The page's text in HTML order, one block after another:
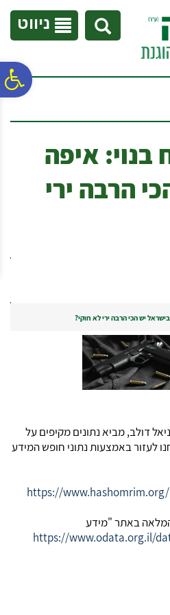
נגישות
אתר
המרכזי
ניווט
איפה
הרבה ירי
יש הכי הרבה ירי לא חוקי?
דולב, מביא נתונים מקיפים על
לעזור באמצעות נתוני חופש המידע
https://
באתר "מידע
https://www.odata.org.il/